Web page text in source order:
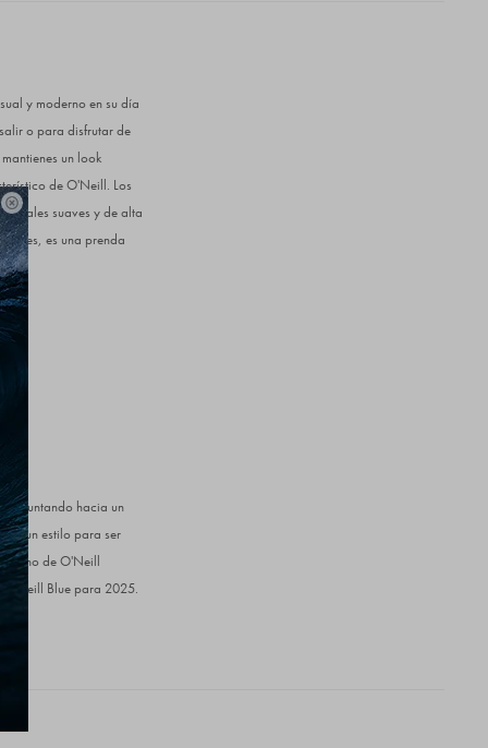

y moderno en su día
o para disfrutar de
un look
de O'Neill. Los
suaves y de alta
es una prenda
apuntando hacia un
en un estilo para ser
de O'Neill
O'Neill Blue para 2025.